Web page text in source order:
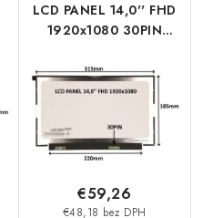
LCD PANEL 14,0'' FHD
1920x1080 30PIN
ÚCHYTŮ 77042065 SIL
€48,18 bez DPH
€59,26